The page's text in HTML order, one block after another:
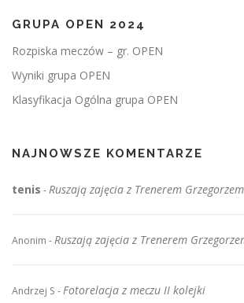
GRUPA OPEN 2024
Rozpiska meczów – gr. OPEN
Wyniki grupa OPEN
Klasyfikacja Ogólna grupa OPEN
NAJNOWSZE KOMENTARZE
tenis -Ruszają zajęcia z Trenerem
Anonim -Ruszają zajęcia z Trenerem
Andrzej S -Fotorelacja z meczu II kolejki